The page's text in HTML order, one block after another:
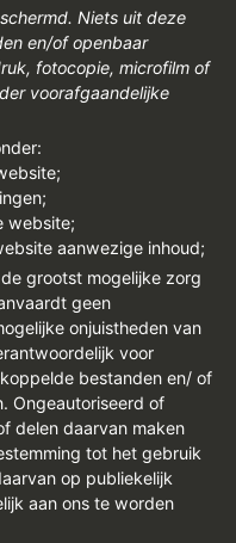
Niets uit deze
en/of openbaar
fotocopie, microfilm of
voorafgaandelijke
website;
aanwezige inhoud;
grootst mogelijke zorg
geen
onjuistheden van
voor
bestanden en/ of
Ongeautoriseerd of
delen daarvan maken
tot het gebruik
op publiekelijk
aan ons te worden